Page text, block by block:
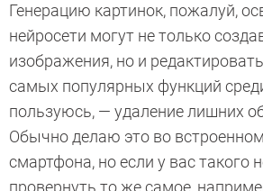
Генерацию картинок, пожалуй,
нейросети могут не только
изображения, но и
самых популярных функций
пользуюсь, — удаление лишних
Обычно делаю это во
смартфона, но если у вас такого
провернуть то же самое,